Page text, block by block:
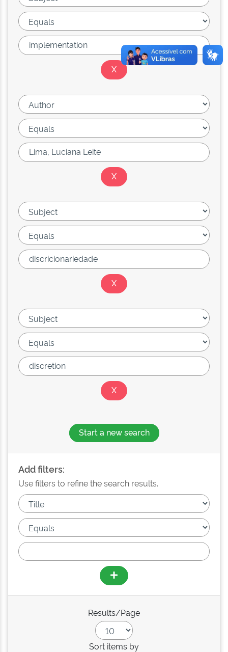
Start a new search
Add filters:
Use filters to refine the search results.
Results/Page
Sort items by